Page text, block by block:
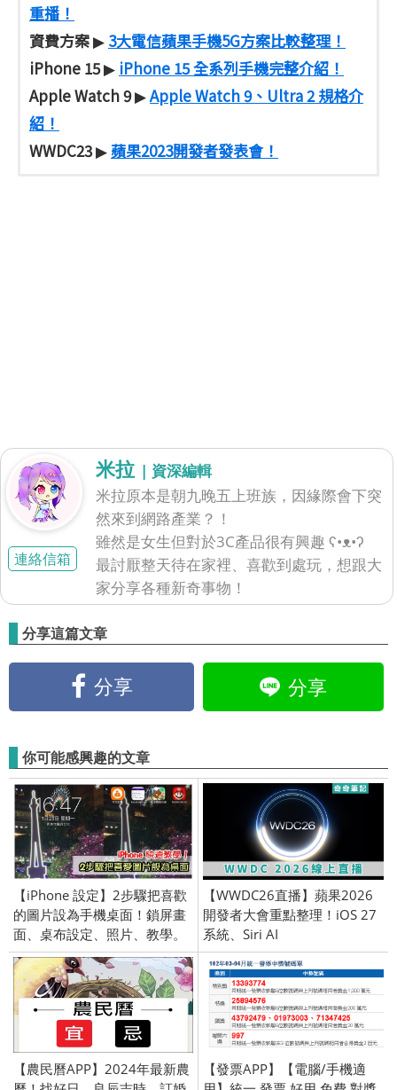
重播！
資費方案▶ 3大電信蘋果手機5G方案比較整理！
iPhone 15▶ iPhone 15 全系列手機完整介紹！
Apple Watch 9▶Apple Watch 9、Ultra 2 規格介
紹！
WWDC23▶蘋果2023開發者發表會！
連絡信箱
米拉 | 資深編輯
米拉原本是朝九晚五上班族，因緣際會下突
然來到網路產業？！
雖然是女生但對於3C產品很有興趣 ʕ•ᴥ•ʔ
最討厭整天待在家裡、喜歡到處玩，想跟大
家分享各種新奇事物！
分享這篇文章
分享 分享
你可能感興趣的文章
【iPhone 設定】2步驟把喜歡
的圖片設為手機桌面！鎖屏畫
面、桌布設定、照片、教學。
【WWDC26直播】蘋果2026
開發者大會重點整理！iOS 27
系統、Siri AI
【農民曆APP】2024年最新農
【發票APP】【電腦/手機適